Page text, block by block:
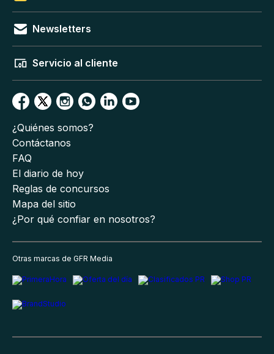
Newsletters
Servicio al cliente
¿Quiénes somos?
Contáctanos
FAQ
El diario de hoy
Reglas de concursos
Mapa del sitio
¿Por qué confiar en nosotros?
Otras marcas de GFR Media